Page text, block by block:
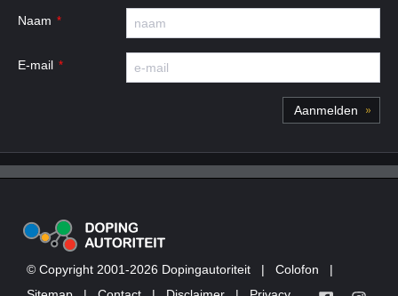
Naam
E-mail
© Copyright 2001-2026 Dopingautoriteit | Colofon
|